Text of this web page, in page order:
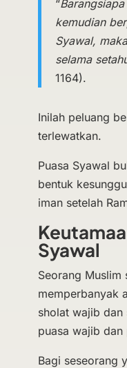
“
kemudian
Syawal,
selama
1164).
Inilah peluang
terlewatkan.
Puasa Syawal
bentuk
iman setelah
Syawal
Seorang Muslim
memperbanyak
sholat wajib dan
puasa wajib dan
Bagi seseorang